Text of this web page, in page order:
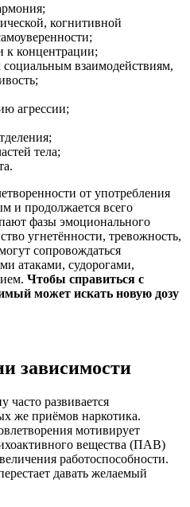
когнитивной
к концентрации;
взаимодействиям,
агрессии;
тела;
от употребления
и продолжается всего
фазы эмоционального
угнетённости, тревожность,
сопровождаться
атаками, судорогами,
Чтобы справиться с
может искать новую дозу
зависимости
развивается
же приёмов наркотика.
мотивирует
вещества (ПАВ)
работоспособности.
давать желаемый